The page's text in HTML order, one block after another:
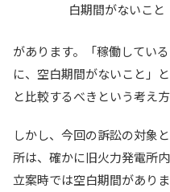
白期間がないこと
があります。「稼働してい
に、空白期間がないこと」
と比較するべきという考え方
しかし、今回の訴訟の対象
所は、確かに旧火力発電所
立案時では空白期間があり